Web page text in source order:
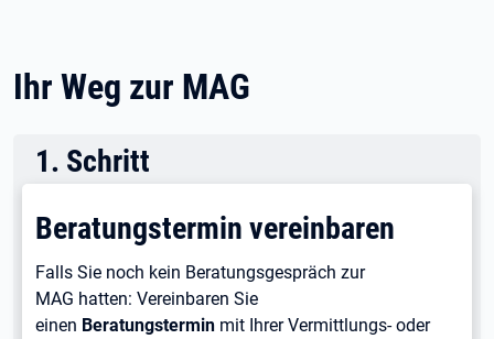
Ihr Weg zur MAG
1. Schritt
Beratungstermin vereinbaren
Falls Sie noch kein Beratungsgespräch zur
MAG hatten: Vereinbaren Sie
einen Beratungsterminmit Ihrer Vermittlungs- oder